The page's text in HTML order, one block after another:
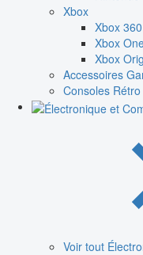
Xbox
Xbox 360
Xbox
Xbox
Accessoires
Consoles Rétro
Voir tout